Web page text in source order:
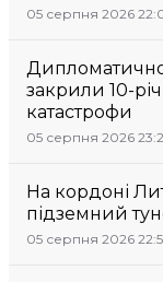
05 серпня 2026
закрили 10-
катастрофи
05 серпня 2026
На кордоні
підземний
05 серпня 2026